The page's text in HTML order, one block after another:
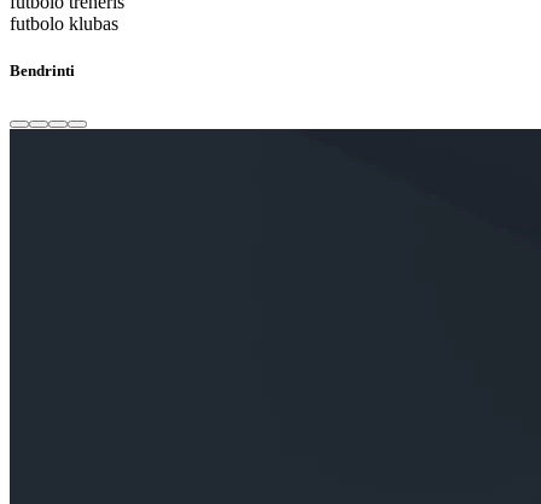
futbolo klubas
Bendrinti